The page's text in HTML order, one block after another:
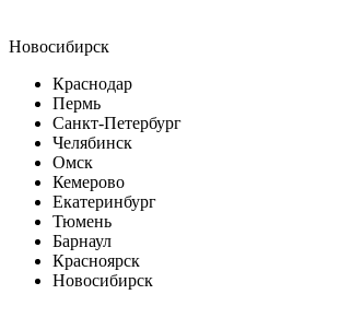
Новосибирск
Краснодар
Пермь
Санкт-Петербург
Челябинск
Омск
Кемерово
Екатеринбург
Тюмень
Барнаул
Красноярск
Новосибирск